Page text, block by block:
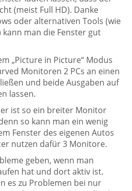
(meist Full HD). Danke
oder alternativen Tools (wie
kann man die Fenster gut
„Picture in Picture“ Modus
Monitoren 2 PCs an einen
und beide Ausgaben auf
lassen.
ist so ein breiter Monitor
so kann man ein wenig
Fenster des eigenen Autos
nutzen dafür 3 Monitore.
geben, wenn man
hat und dort aktiv ist.
es zu Problemen bei nur